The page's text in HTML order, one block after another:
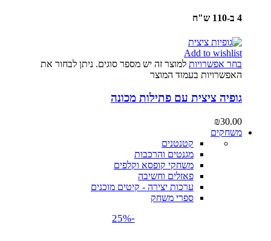
4 ב-110 ש"ח
Add to wishlist
בחר אפשרויות למוצר זה יש מספר סוגים. ניתן לבחור את
האפשרויות בעמוד המוצר
גופיה ציצית עם פתילות מכונה
₪30.00
משחקים
קטנטנים
מגנטים והרכבות
משחקי קופסא וקלפים
פאזלים וחשיבה
ערכות יצירה - קיטים מוכנים
ספרי משחק
-25%